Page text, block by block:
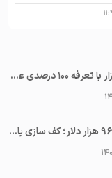
شوک دوباره ترامپ به بازار با تعرفه ۱۰۰ درصدی علیه چین؛‌ سقوط همه رمزارزها
سقوط بیت کوین به زیر ۹۶ هزار دلار؛ کف سازی یا پایان بولران؟